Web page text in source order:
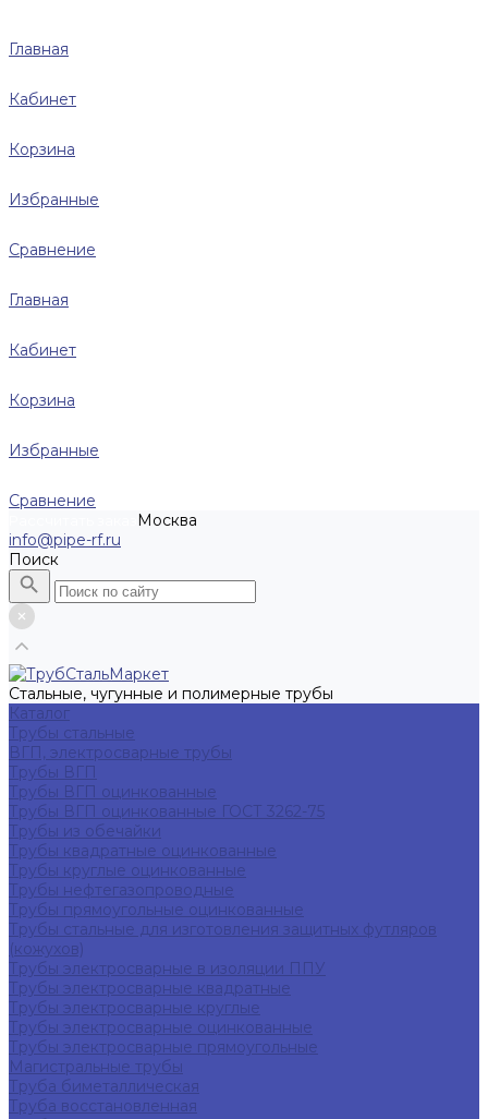
Главная
Кабинет
Корзина
Избранные
Сравнение
Главная
Кабинет
Корзина
Избранные
Сравнение
Москва
info@pipe-rf.ru
Поиск
Стальные, чугунные и полимерные трубы
Каталог
Трубы стальные
ВГП, электросварные трубы
Трубы ВГП
Трубы ВГП оцинкованные
Трубы ВГП оцинкованные ГОСТ 3262-75
Трубы из обечайки
Трубы квадратные оцинкованные
Трубы круглые оцинкованные
Трубы нефтегазопроводные
Трубы прямоугольные оцинкованные
Трубы стальные для изготовления защитных футляров
(кожухов)
Трубы электросварные в изоляции ППУ
Трубы электросварные квадратные
Трубы электросварные круглые
Трубы электросварные оцинкованные
Трубы электросварные прямоугольные
Магистральные трубы
Труба биметаллическая
Труба восстановленная